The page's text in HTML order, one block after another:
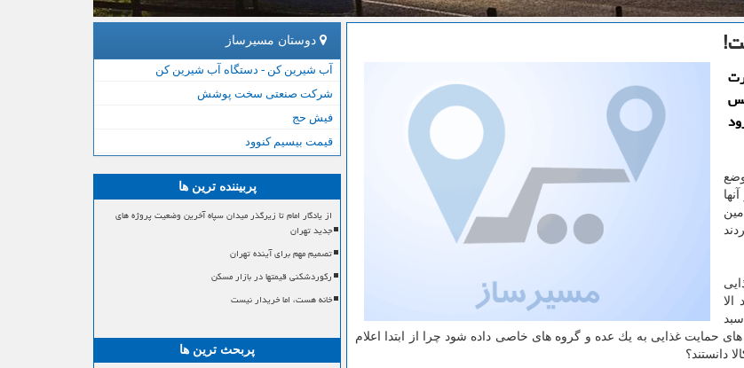
حمایت غذایی به یك عده و گروه های خاصی داده شود چرا از ابتدا اعلام
دانستند؟
دوستان مسیرساز
آب شیرین کن - دستگاه آب شیرین کن
شرکت صنعتی سخت پوشش
فیش حج
قیمت بیسیم کنوود
پربیننده ترین ها
از یادگار امام تا زیرگذر میدان سپاه آخرین وضعیت پروژه های
جدید تهران
تصمیم مهم برای آینده تهران
رکوردشکنی قیمتها در بازار مسکن
خانه هست، اما خریدار نیست
پربحث ترین ها